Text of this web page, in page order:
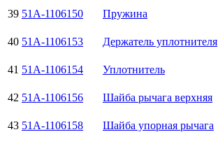
39 51А-1106150 Пружина
40 51А-1106153 Держатель уплотнителя
41 51А-1106154 Уплотнитель
42 51А-1106156 Шайба рычага верхняя
43 51А-1106158 Шайба упорная рычага